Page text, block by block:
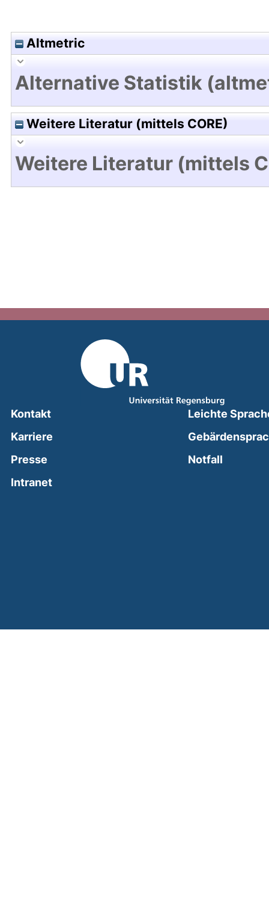
Altmetric
Alternative Statistik
Weitere Literatur (mittels CORE)
Weitere Literatur (mittels
Kontakt
Karriere
Presse
Intranet(external link, opens in a new window)
Leichte
Notfall